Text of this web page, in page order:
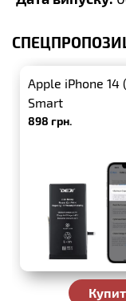
Apple iPhone 14
Smart
898 грн.